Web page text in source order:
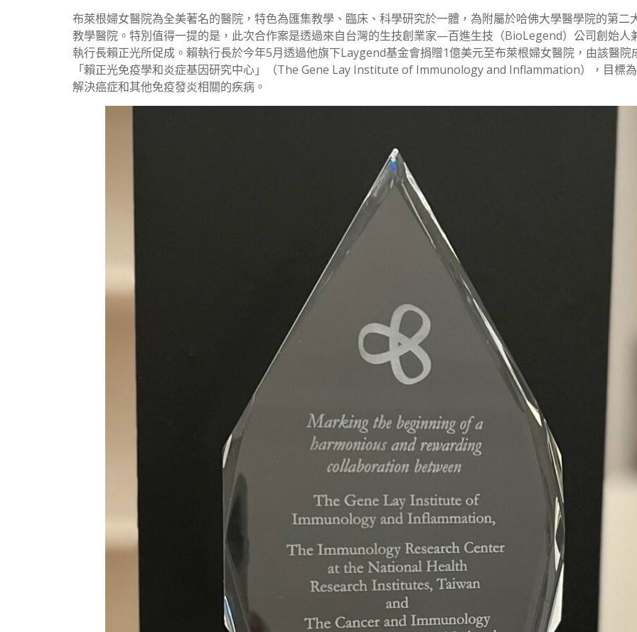
布萊根婦女醫院為全美著名的醫院，特色為匯集教學、臨床、科學研究於一體，為附屬於哈佛大學醫學院的第二
教學醫院。特別值得一提的是，此次合作案是透過來自台灣的生技創業家—百進生技（BioLegend）公司創始人
執行長賴正光所促成。賴執行長於今年5月透過他旗下Laygend基金會捐贈1億美元至布萊根婦女醫院，由該醫院
「賴正光免疫學和炎症基因研究中心」（The Gene Lay Institute of Immunology and Inflammation），目標
解決癌症和其他免疫發炎相關的疾病。